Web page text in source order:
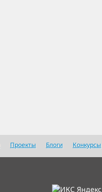
Проекты Блоги Конкурсы